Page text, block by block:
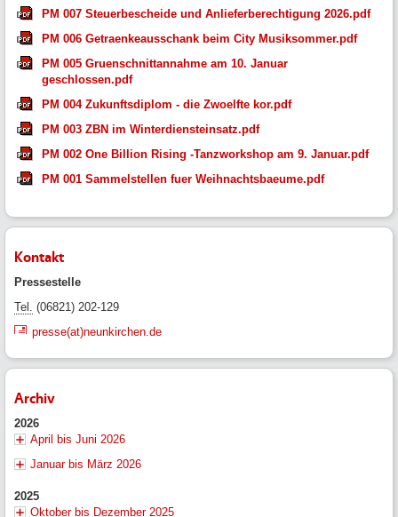
PM 007 Steuerbescheide und Anlieferberechtigung 2026.pdf
PM 006 Getraenkeausschank beim City Musiksommer.pdf
PM 005 Gruenschnittannahme am 10. Januar
geschlossen.pdf
PM 004 Zukunftsdiplom - die Zwoelfte kor.pdf
PM 003 ZBN im Winterdiensteinsatz.pdf
PM 002 One Billion Rising -Tanzworkshop am 9. Januar.pdf
PM 001 Sammelstellen fuer Weihnachtsbaeume.pdf
Kontakt
Pressestelle
Tel. (06821) 202-129
presse(at)neunkirchen.de
Archiv
2026
April bis Juni 2026
Januar bis März 2026
2025
Oktober bis Dezember 2025